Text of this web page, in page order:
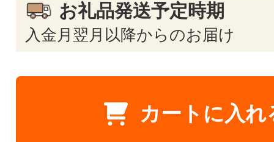
お礼品発送予定時期
入金月翌月以降からのお届け
カートに入れ